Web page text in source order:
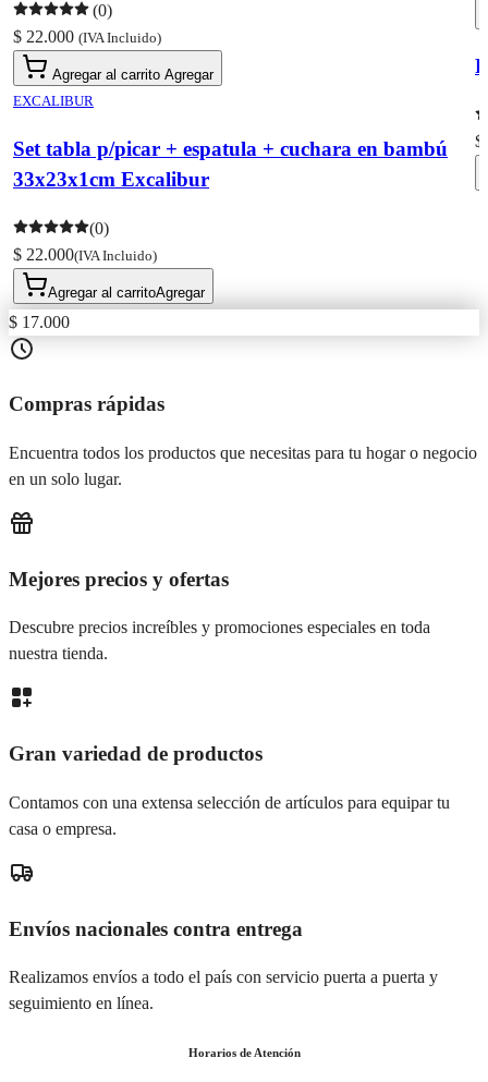
(0)
$ 22.000 (IVA Incluido)
Agregar al carrito Agregar
EXCALIBUR
Set tabla p/picar + espatula + cuchara en bambú
33x23x1cm Excalibur
(0)
$ 22.000(IVA Incluido)
Agregar al carritoAgregar
$
$ 17.000
Compras rápidas
Encuentra todos los productos que necesitas para tu hogar o negocio
en un solo lugar.
Mejores precios y ofertas
Descubre precios increíbles y promociones especiales en toda
nuestra tienda.
Gran variedad de productos
Contamos con una extensa selección de artículos para equipar tu
casa o empresa.
Envíos nacionales contra entrega
Realizamos envíos a todo el país con servicio puerta a puerta y
seguimiento en línea.
Horarios de Atención